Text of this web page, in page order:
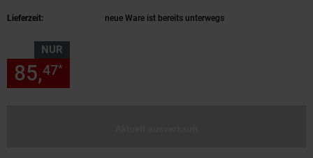
Lieferzeit: neue Ware ist bereits unterwegs
NUR
85,47*